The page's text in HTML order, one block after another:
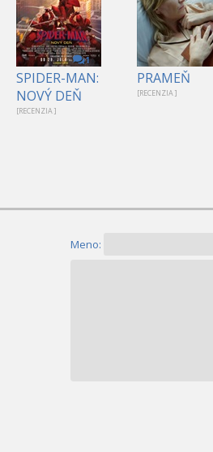
1
SPIDER-MAN:
NOVÝ DEŇ
[RECENZIA ]
PRAMEŇ
[RECENZIA ]
Meno: